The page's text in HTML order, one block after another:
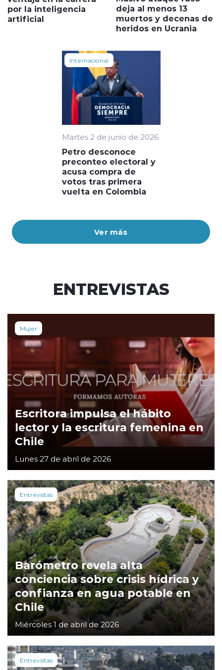
Ver más
por la inteligencia
artificial
deja al menos 13
muertos y decenas de
heridos en Ucrania
Internacional
Martes 2 de junio de 2026
Petro desconoce
preconteo electoral y
acusa compra de
votos tras primera
vuelta en Colombia
ENTREVISTAS
Mujer
Escritora impulsa el hábito
lector y la escritura femenina en
Chile
Lunes 27 de abril de 2026
Entrevistas
Barómetro revela alta
conciencia sobre crisis hídrica y
confianza en agua potable en
Chile
Miércoles 1 de abril de 2026
Entrevistas